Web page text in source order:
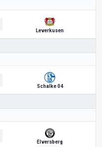
Leverkusen
Schalke 04
Elversberg